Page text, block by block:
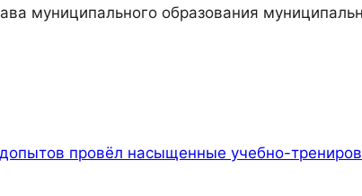
муниципального образования